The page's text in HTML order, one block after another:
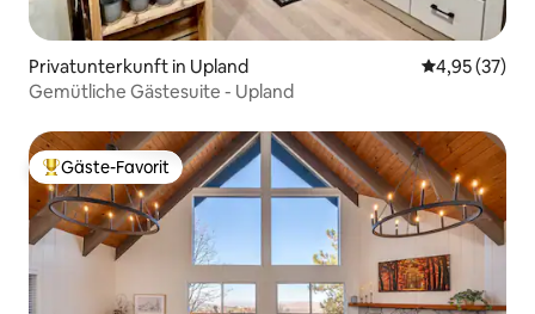
Privatunterkunft in Upland
4,95 (37)
Gemütliche Gästesuite - Upland
Beliebter Gäste-Favorit.
Gäste-Favorit